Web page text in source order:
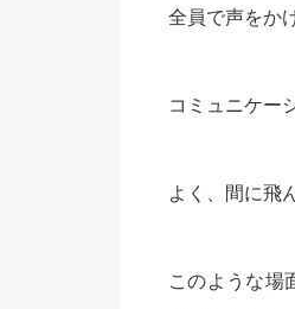
全員で声をか
コミュニケー
よく、間に飛
このような場